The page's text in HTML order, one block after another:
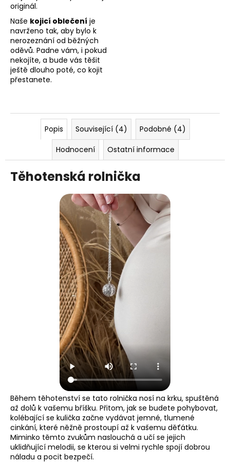
originál.
Naše kojicí oblečení je
navrženo tak, aby bylo k
nerozeznání od běžných
oděvů. Padne vám, i pokud
nekojíte, a bude vás těšit
ještě dlouho poté, co kojit
přestanete.
Popis Související (4)
Podobné (4)
Hodnocení
Ostatní informace
Těhotenská rolnička
Během těhotenství se tato rolnička nosí na krku, spuštěná
až dolů k vašemu bříšku. Přitom, jak se budete pohybovat,
kolébající se kulička začne vydávat jemné, tlumené
cinkání, které něžně prostoupí až k vašemu děťátku.
Miminko těmto zvukům naslouchá a učí se jejich
uklidňující melodii, se kterou si velmi rychle spojí dobrou
náladu a pocit bezpečí.